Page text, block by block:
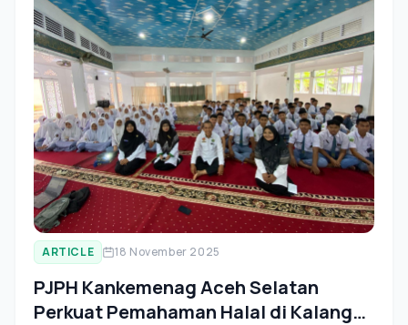
ARTICLE 18 November 2025
PJPH Kankemenag Aceh Selatan
Perkuat Pemahaman Halal di Kalangan